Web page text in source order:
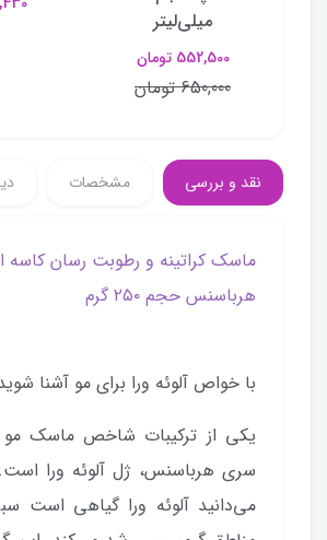
میلی‌لیتر
552,500 تومان
650,000 تومان
نقد و بررسی مشخصات
ماسک کراتینه و رطوبت رسان کاسه
هرباسنس حجم ۲۵۰ گرم
با خواص آلوئه ورا برای مو آشنا
یکی از ترکیبات شاخص ماسک مو
سری هرباسنس، ژل آلوئه ورا
می‌دانید آلوئه ورا گیاهی است